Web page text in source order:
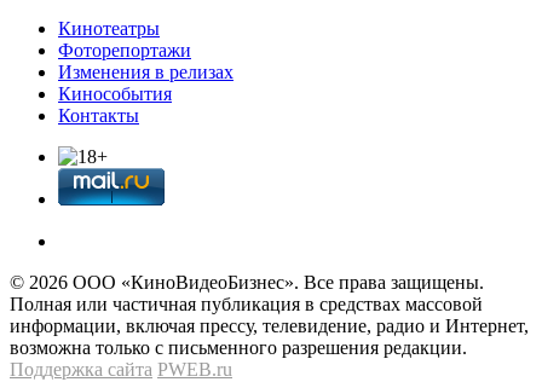
Кинотеатры
Фоторепортажи
Изменения в релизах
Кинособытия
Контакты
© 2026 OOО «КиноВидеоБизнес». Все права защищены.
Полная или частичная публикация в средствах массовой
информации, включая прессу, телевидение, радио и Интернет,
возможна только с письменного разрешения редакции.
Поддержка сайта PWEB.ru